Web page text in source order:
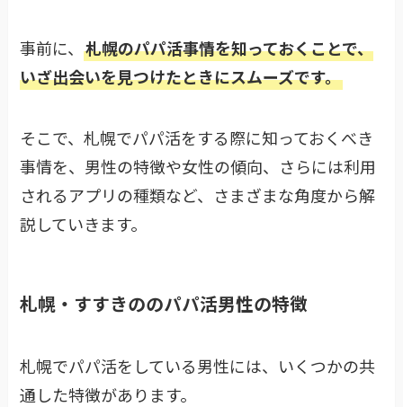
事前に、札幌のパパ活事情を知っておくことで、
いざ出会いを見つけたときにスムーズです。
そこで、札幌でパパ活をする際に知っておくべき
事情を、男性の特徴や女性の傾向、さらには利用
されるアプリの種類など、さまざまな角度から解
説していきます。
札幌・すすきののパパ活男性の特徴
札幌でパパ活をしている男性には、いくつかの共
通した特徴があります。